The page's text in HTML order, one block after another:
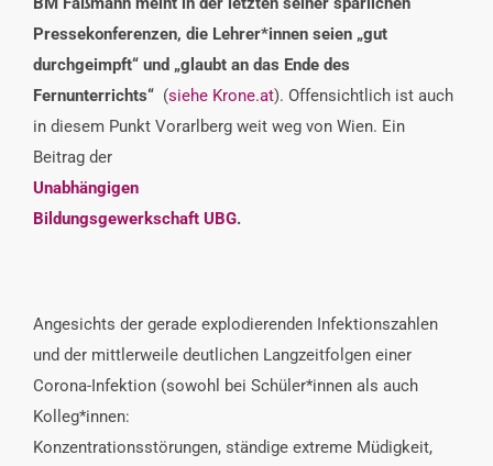
Pressekonferenzen, die Lehrer*innen seien „gut
durchgeimpft“ und „glaubt an das Ende des
Fernunterrichts“ (siehe Krone.at). Offensichtlich ist auch
in diesem Punkt Vorarlberg weit weg von Wien. Ein
Beitrag der
Unabhängigen
Bildungsgewerkschaft UBG.
Angesichts der gerade explodierenden Infektionszahlen
und der mittlerweile deutlichen Langzeitfolgen einer
Corona-Infektion (sowohl bei Schüler*innen als auch
Kolleg*innen:
Konzentrationsstörungen, ständige extreme Müdigkeit,